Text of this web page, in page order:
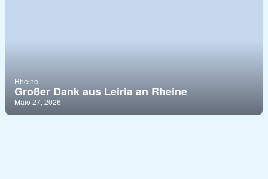
Rheine
Großer Dank aus Leiria an Rheine
Maio 27, 2026